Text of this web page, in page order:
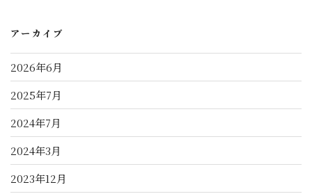
アーカイブ
2026年6月
2025年7月
2024年7月
2024年3月
2023年12月